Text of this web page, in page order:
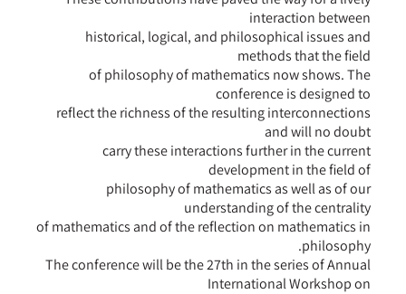
interaction between
historical, logical, and philosophical issues and
methods that the field
of philosophy of mathematics now shows. The
conference is designed to
reflect the richness of the resulting interconnections
and will no doubt
carry these interactions further in the current
development in the field of
philosophy of mathematics as well as of our
understanding of the centrality
of mathematics and of the reflection on mathematics in
philosophy.
The conference will be the 27th in the series of Annual
International Workshop on